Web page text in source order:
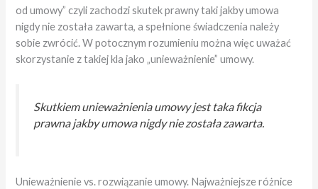
od umowy” czyli zachodzi skutek prawny taki jakby umowa
nigdy nie została zawarta, a spełnione świadczenia należy
sobie zwrócić. W potocznym rozumieniu można więc uważać
skorzystanie z takiej kla jako „unieważnienie” umowy.
Skutkiem unieważnienia umowy jest taka fikcja
prawna jakby umowa nigdy nie została zawarta.
Unieważnienie vs. rozwiązanie umowy. Najważniejsze różnice